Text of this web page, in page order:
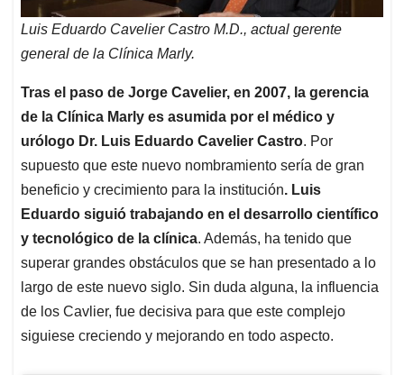
Luis Eduardo Cavelier Castro M.D., actual gerente
general de la Clínica Marly.
Tras el paso de Jorge Cavelier, en 2007, la gerencia
de la Clínica Marly es asumida por el médico y
urólogo Dr. Luis Eduardo Cavelier Castro. Por
supuesto que este nuevo nombramiento sería de gran
beneficio y crecimiento para la institución. Luis
Eduardo siguió trabajando en el desarrollo científico
y tecnológico de la clínica. Además, ha tenido que
superar grandes obstáculos que se han presentado a lo
largo de este nuevo siglo. Sin duda alguna, la influencia
de los Cavlier, fue decisiva para que este complejo
siguiese creciendo y mejorando en todo aspecto.